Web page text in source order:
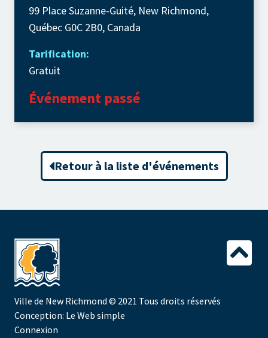
99 Place Suzanne-Guité, New Richmond,
Québec G0C 2B0, Canada
Tarification:
Gratuit
Événement passé
Retour à la liste d'événements
Ville de New Richmond © 2021 Tous droits réservés
Conception: Le Web simple
Connexion